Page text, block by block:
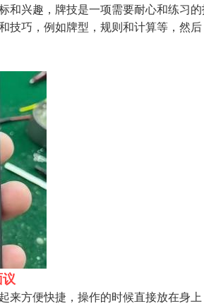
和兴趣，牌技是一项需要耐心和练习
技巧，例如牌型，规则和计算等，然
来方便快捷，操作的时候直接放在身